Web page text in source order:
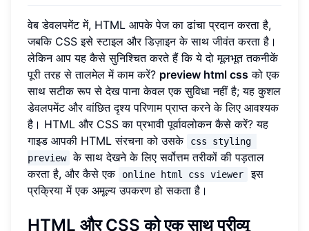
वेब डेवलपमेंट में, HTML आपके पेज का ढांचा प्रदान करता है,
जबकि CSS इसे स्टाइल और डिज़ाइन के साथ जीवंत करता है।
लेकिन आप यह कैसे सुनिश्चित करते हैं कि ये दो मूलभूत तकनीकें
पूरी तरह से तालमेल में काम करें? preview html css को एक
साथ सटीक रूप से देख पाना केवल एक सुविधा नहीं है; यह कुशल
डेवलपमेंट और वांछित दृश्य परिणाम प्राप्त करने के लिए आवश्यक
है। HTML और CSS का प्रभावी पूर्वावलोकन कैसे करें? यह
गाइड आपकी HTML संरचना को उसके
css styling
preview के साथ देखने के लिए सर्वोत्तम तरीकों की पड़ताल
करता है, और कैसे एक
online html css viewer
इस
प्रक्रिया में एक अमूल्य उपकरण हो सकता है।
HTML और CSS को एक साथ प्रीव्यू